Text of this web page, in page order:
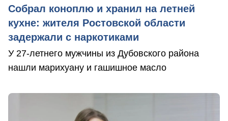
Собрал коноплю и хранил на летней
кухне: жителя Ростовской области
задержали с наркотиками
У 27-летнего мужчины из Дубовского района
нашли марихуану и гашишное масло